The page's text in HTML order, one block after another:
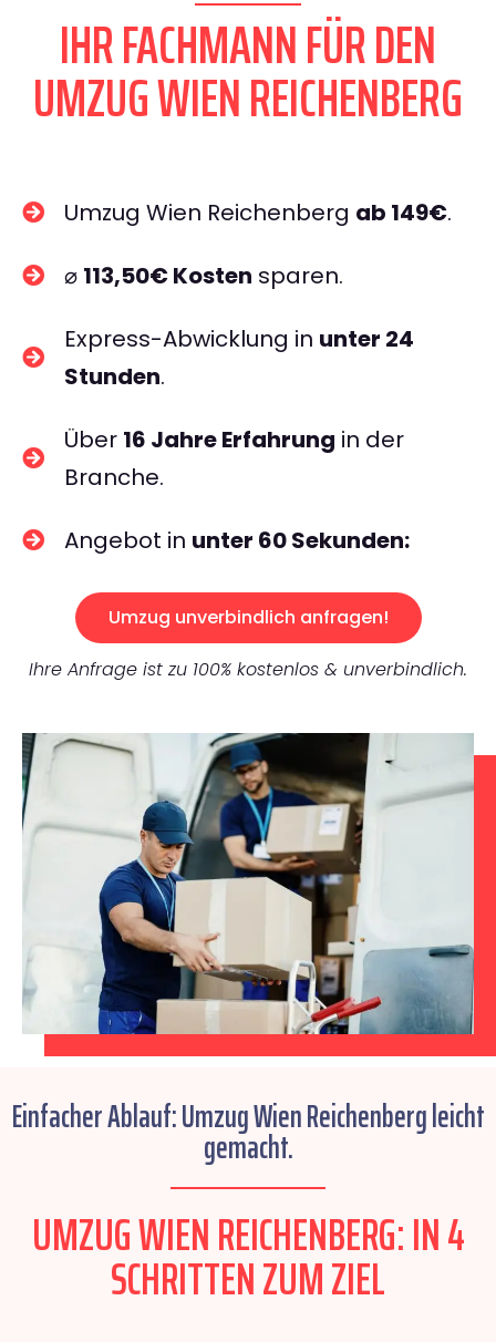
IHR FACHMANN FÜR DEN
UMZUG WIEN REICHENBERG
Umzug Wien Reichenberg ab 149€.
⌀ 113,50€ Kosten sparen.
Express-Abwicklung in unter 24
Stunden.
Über 16 Jahre Erfahrung in der
Branche.
Angebot in unter 60 Sekunden:
Umzug unverbindlich anfragen!
Ihre Anfrage ist zu 100% kostenlos & unverbindlich.
Einfacher Ablauf: Umzug Wien Reichenberg leicht
gemacht.
UMZUG WIEN REICHENBERG: IN 4
SCHRITTEN ZUM ZIEL